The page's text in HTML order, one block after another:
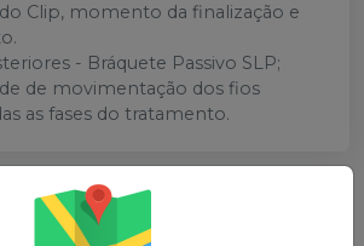
Clip, momento da finalização e
- Bráquete Passivo SLP;
de movimentação dos fios
as fases do tratamento.
pode gostar